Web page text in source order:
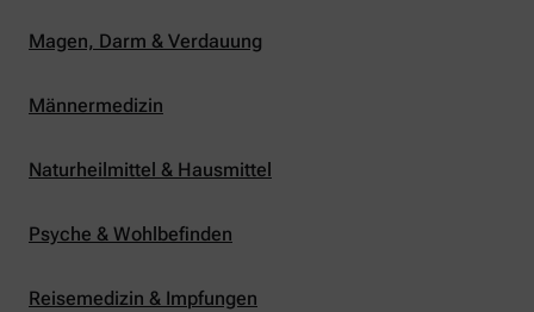
Magen, Darm & Verdauung
Männermedizin
Naturheilmittel & Hausmittel
Psyche & Wohlbefinden
Reisemedizin & Impfungen